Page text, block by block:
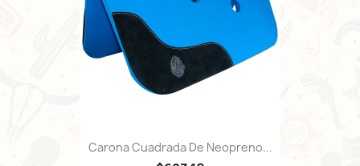
Carona Cuadrada De Neopreno...